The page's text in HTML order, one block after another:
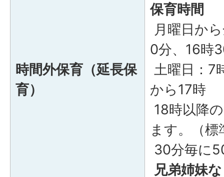
時間外保育（延長保
育）
保育時間
月曜日か
0分、16時
土曜日：7
から17時
18時以降
ます。（標
30分毎に
兄弟姉妹